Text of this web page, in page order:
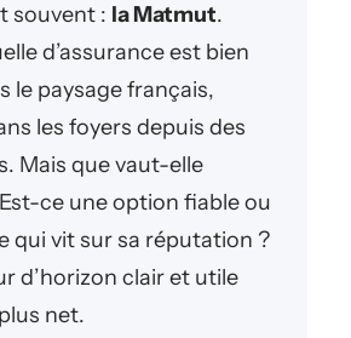
souvent : la Matmut.
d’assurance est bien
le paysage français,
les foyers depuis des
Mais que vaut-elle
ce une option fiable ou
qui vit sur sa réputation ?
d’horizon clair et utile
net.